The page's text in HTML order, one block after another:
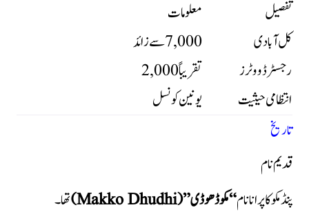
تفصیل
معلومات
کل آبادی
7,000 سے زائد
رجسٹرڈ ووٹرز
تقریباً 2,000
انتظامی حیثیت
یونین کونسل
تاریخ
قدیم نام
پنڈ مکو کا پرانا نام“مکو ڈھوڈی” (Makko Dhudhi)
تھا۔